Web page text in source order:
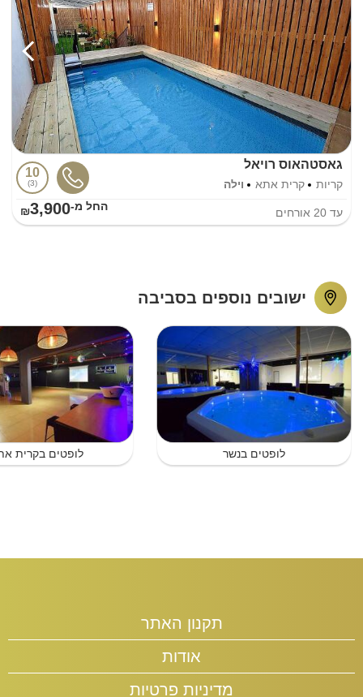
גאסטהאוס רויאל
קריות קרית אתא וילה
10
3
עד 20 אורחים החל מ-₪3,900
ישובים נוספים בסביבה
לופטים בנשר לופטים בקרית
תקנון האתר
אודות
מדיניות פרטיות